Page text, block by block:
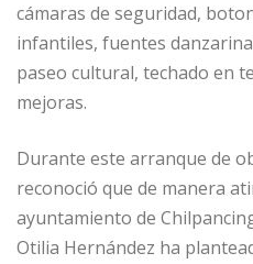
cámaras de seguridad,
infantiles, fuentes
paseo cultural, techado en
mejoras.
Durante este arranque de
reconoció que de manera
ayuntamiento de
Otilia Hernández ha